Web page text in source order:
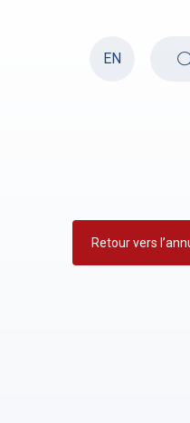
EN
Retour vers